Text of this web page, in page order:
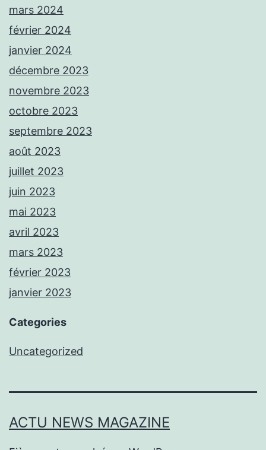
mars 2024
février 2024
janvier 2024
décembre 2023
novembre 2023
octobre 2023
septembre 2023
août 2023
juillet 2023
juin 2023
mai 2023
avril 2023
mars 2023
février 2023
janvier 2023
Categories
Uncategorized
ACTU NEWS MAGAZINE